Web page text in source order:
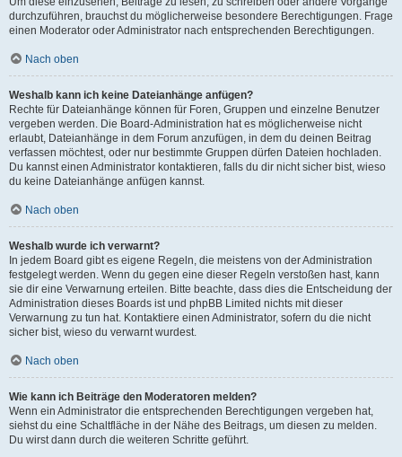
durchzuführen, brauchst du möglicherweise besondere Berechtigungen. Frage
einen Moderator oder Administrator nach entsprechenden Berechtigungen.
Nach oben
Weshalb kann ich keine Dateianhänge anfügen?
Rechte für Dateianhänge können für Foren, Gruppen und einzelne Benutzer
vergeben werden. Die Board-Administration hat es möglicherweise nicht
erlaubt, Dateianhänge in dem Forum anzufügen, in dem du deinen Beitrag
verfassen möchtest, oder nur bestimmte Gruppen dürfen Dateien hochladen.
Du kannst einen Administrator kontaktieren, falls du dir nicht sicher bist, wieso
du keine Dateianhänge anfügen kannst.
Nach oben
Weshalb wurde ich verwarnt?
In jedem Board gibt es eigene Regeln, die meistens von der Administration
festgelegt werden. Wenn du gegen eine dieser Regeln verstoßen hast, kann
sie dir eine Verwarnung erteilen. Bitte beachte, dass dies die Entscheidung der
Administration dieses Boards ist und phpBB Limited nichts mit dieser
Verwarnung zu tun hat. Kontaktiere einen Administrator, sofern du die nicht
sicher bist, wieso du verwarnt wurdest.
Nach oben
Wie kann ich Beiträge den Moderatoren melden?
Wenn ein Administrator die entsprechenden Berechtigungen vergeben hat,
siehst du eine Schaltfläche in der Nähe des Beitrags, um diesen zu melden.
Du wirst dann durch die weiteren Schritte geführt.